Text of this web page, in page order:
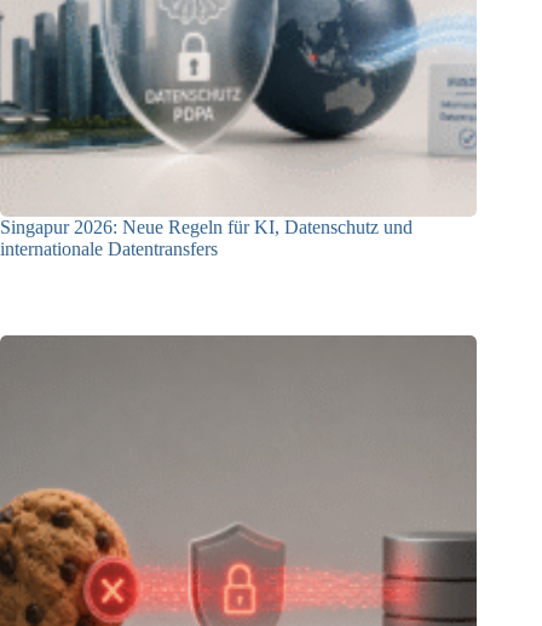
Singapur 2026: Neue Regeln für KI, Datenschutz und
internationale Datentransfers